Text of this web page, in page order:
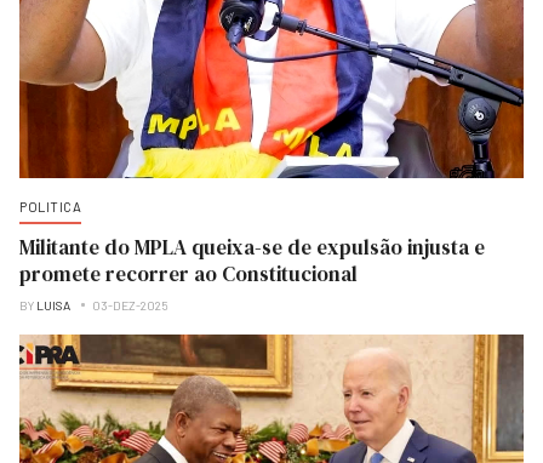
POLITICA
Militante do MPLA queixa-se de expulsão injusta e
promete recorrer ao Constitucional
BY LUISA 03-DEZ-2025